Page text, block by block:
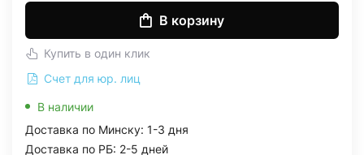
В корзину
Купить в один клик
Счет для юр. лиц
В наличии
Доставка по Минску: 1-3 дня
Доставка по РБ: 2-5 дней